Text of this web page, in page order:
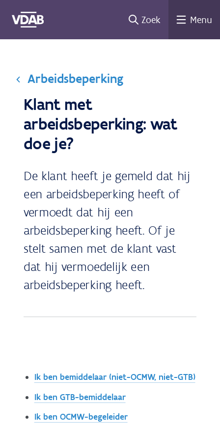
naar
Zoek Menu
Arbeidsbeperking
Klant met
arbeidsbeperking: wat
doe je?
De klant heeft je gemeld dat hij
een arbeidsbeperking heeft of
vermoedt dat hij een
arbeidsbeperking heeft. Of je
stelt samen met de klant vast
dat hij vermoedelijk een
arbeidsbeperking heeft.
Ik ben bemiddelaar (niet-OCMW, niet-GTB)
Ik ben GTB-bemiddelaar
Ik ben OCMW-begeleider